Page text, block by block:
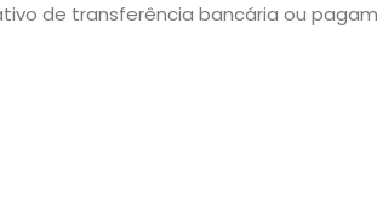
de transferência bancária ou